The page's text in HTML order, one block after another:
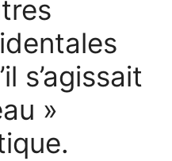
s’agissait
»